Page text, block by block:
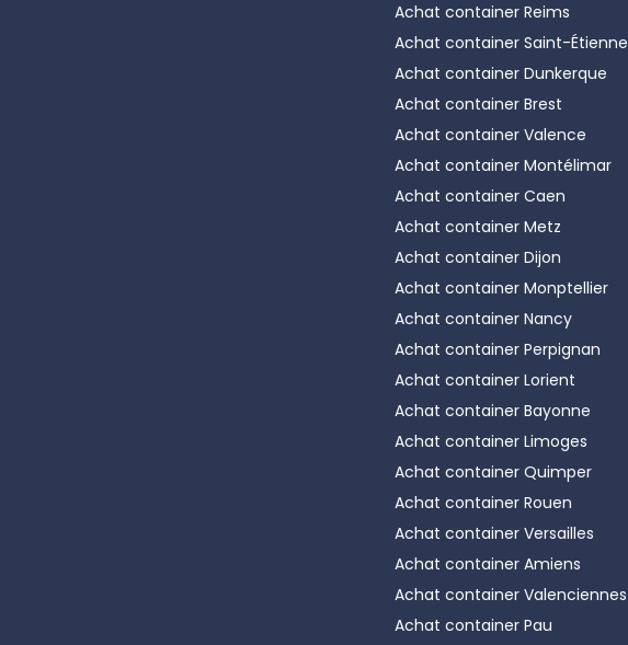
Achat container Reims
Achat container Saint-Étienne
Achat container Dunkerque
Achat container Brest
Achat container Valence
Achat container Montélimar
Achat container Caen
Achat container Metz
Achat container Dijon
Achat container Monptellier
Achat container Nancy
Achat container Perpignan
Achat container Lorient
Achat container Bayonne
Achat container Limoges
Achat container Quimper
Achat container Rouen
Achat container Versailles
Achat container Amiens
Achat container Valenciennes
Achat container Pau